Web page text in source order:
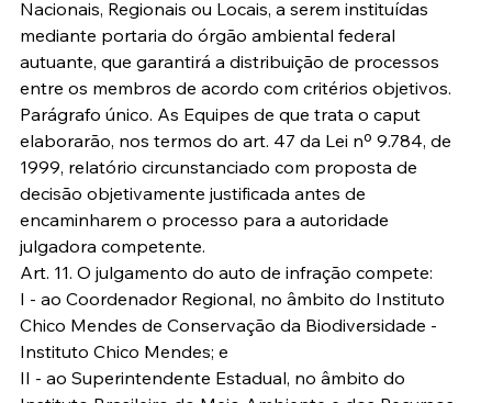
Nacionais, Regionais ou Locais, a serem instituídas
mediante portaria do órgão ambiental federal
autuante, que garantirá a distribuição de processos
entre os membros de acordo com critérios objetivos.
Parágrafo único. As Equipes de que trata o caput
elaborarão, nos termos do art. 47 da Lei nº 9.784, de
1999, relatório circunstanciado com proposta de
decisão objetivamente justificada antes de
encaminharem o processo para a autoridade
julgadora competente.
Art. 11. O julgamento do auto de infração compete:
I - ao Coordenador Regional, no âmbito do Instituto
Chico Mendes de Conservação da Biodiversidade -
Instituto Chico Mendes; e
II - ao Superintendente Estadual, no âmbito do